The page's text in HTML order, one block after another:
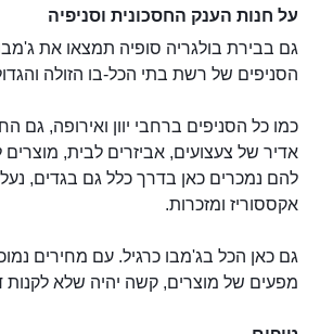
על חנות הענק החסכונית וסניפיה
הסניפים של רשת בתי הכל-בו הזולה
כמו כל הסניפים ברחבי יוון ואירופה, גם
אדיר של צעצועים, אביזרים לבית, מוצרים
להם נמכרים כאן בדרך כלל גם בגדים,
אקססוריז ומזכרות.
גם כאן הכל בג'מבו כרגיל. עם מחירים
מפעים של מוצרים, קשה יהיה שלא לקנות